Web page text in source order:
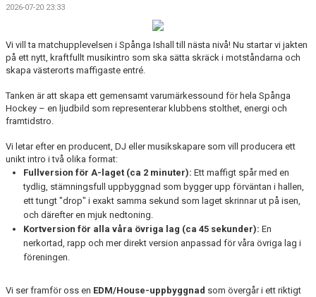
DOKUMENT
ISTIDER
1929-KLUBBEN
PUCKEN RESTAURANG
MEDLEMSINFO
2026-07-20 23:33
Vi vill ta matchupplevelsen i Spånga Ishall till nästa nivå! Nu startar vi jakten
på ett nytt, kraftfullt musikintro som ska sätta skräck i motståndarna och
skapa västerorts maffigaste entré.
Tanken är att skapa ett gemensamt varumärkessound för hela Spånga
Hockey – en ljudbild som representerar klubbens stolthet, energi och
framtidstro.
Vi letar efter en producent, DJ eller musikskapare som vill producera ett
unikt intro i två olika format:
Fullversion för A-laget (ca 2 minuter): Ett maffigt spår med en
tydlig, stämningsfull uppbyggnad som bygger upp förväntan i hallen,
ett tungt "drop" i exakt samma sekund som laget skrinnar ut på isen,
och därefter en mjuk nedtoning.
Kortversion för alla våra övriga lag (ca 45 sekunder): En
nerkortad, rapp och mer direkt version anpassad för våra övriga lag i
föreningen.
Vi ser framför oss en EDM/House-uppbyggnad som övergår i ett riktigt